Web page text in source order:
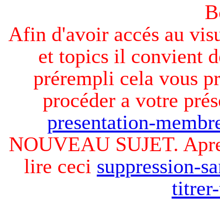
Afin d'avoir accés au
et topics il convient
prérempli cela vous
procéder a votre
presentation-
NOUVEAU SUJET.
lire ceci suppression-